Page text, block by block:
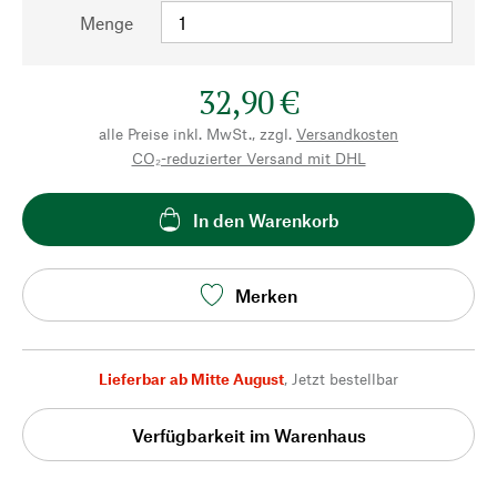
Menge
32,90 €
alle Preise inkl. MwSt., zzgl. Versandkosten
CO₂-reduzierter Versand mit DHL
In den Warenkorb
Merken
Lieferbar ab Mitte August, Jetzt bestellbar
Verfügbarkeit im Warenhaus